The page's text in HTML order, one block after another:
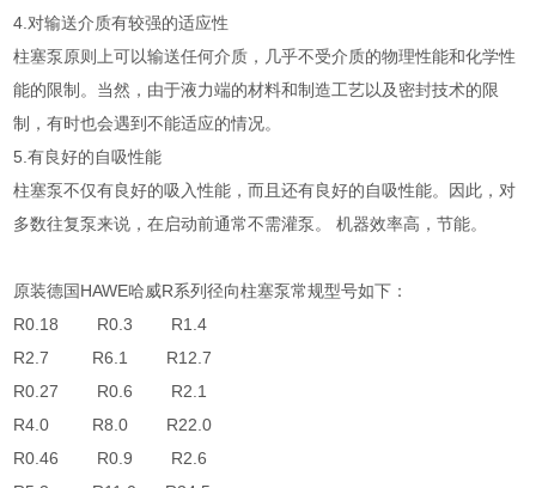
4.对输送介质有较强的适应性
柱塞泵原则上可以输送任何介质，几乎不受介质的物理性能和化学性
能的限制。当然，由于液力端的材料和制造工艺以及密封技术的限
制，有时也会遇到不能适应的情况。
5.有良好的自吸性能
柱塞泵不仅有良好的吸入性能，而且还有良好的自吸性能。因此，对
多数往复泵来说，在启动前通常不需灌泵。 机器效率高，节能。
原装德国HAWE哈威R系列径向柱塞泵常规型号如下：
R0.18 R0.3 R1.4
R2.7 R6.1 R12.7
R0.27 R0.6 R2.1
R4.0 R8.0 R22.0
R0.46 R0.9 R2.6